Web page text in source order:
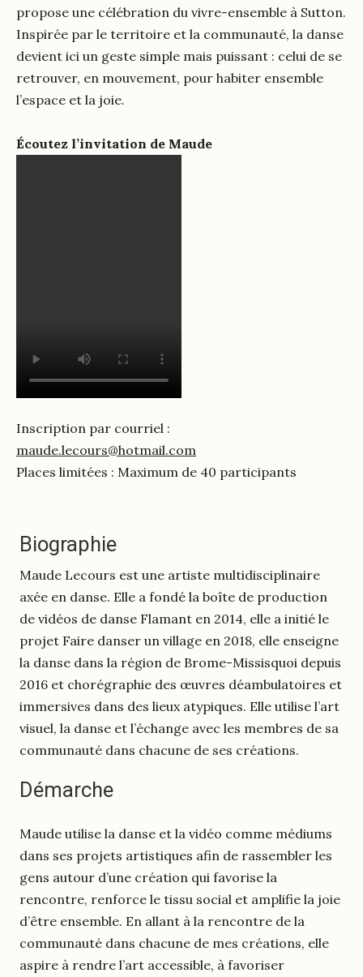
propose une célébration du vivre-ensemble à Sutton.
Inspirée par le territoire et la communauté, la danse
devient ici un geste simple mais puissant : celui de se
retrouver, en mouvement, pour habiter ensemble
l’espace et la joie.
Écoutez l’invitation de Maude
Inscription par courriel :
maude.lecours@hotmail.com
Places limitées : Maximum de 40 participants
Biographie
Maude Lecours est une artiste multidisciplinaire
axée en danse. Elle a fondé la boîte de production
de vidéos de danse Flamant en 2014, elle a initié le
projet Faire danser un village en 2018, elle enseigne
la danse dans la région de Brome-Missisquoi depuis
2016 et chorégraphie des œuvres déambulatoires et
immersives dans des lieux atypiques. Elle utilise l’art
visuel, la danse et l’échange avec les membres de sa
communauté dans chacune de ses créations.
Démarche
Maude utilise la danse et la vidéo comme médiums
dans ses projets artistiques afin de rassembler les
gens autour d’une création qui favorise la
rencontre, renforce le tissu social et amplifie la joie
d’être ensemble. En allant à la rencontre de la
communauté dans chacune de mes créations, elle
aspire à rendre l’art accessible, à favoriser